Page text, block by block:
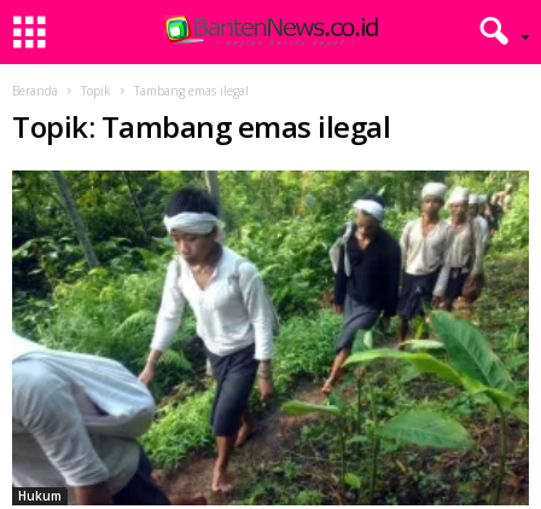
Beranda Topik Tambang emas ilegal
Topik: Tambang emas ilegal
Hukum